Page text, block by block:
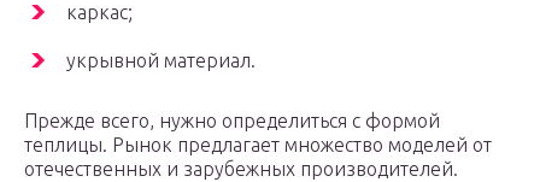
каркас;
укрывной материал.
Прежде всего, нужно определиться с формой
теплицы. Рынок предлагает множество моделей от
отечественных и зарубежных производителей.